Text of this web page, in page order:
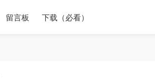
留言板 下载（必看）